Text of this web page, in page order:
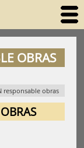
OBRAS
responsable obras